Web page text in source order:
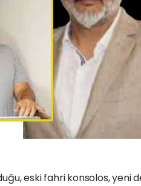
eski fahri konsolos, yeni